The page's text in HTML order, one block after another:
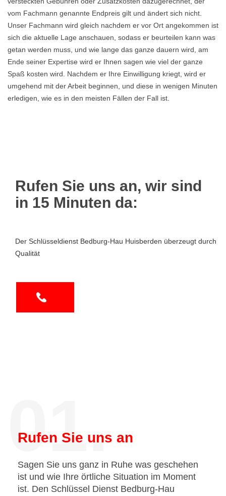
vom Fachmann genannte Endpreis gilt und ändert sich nicht.
Unser Fachmann wird gleich nachdem er vor Ort angekommen ist
sich die aktuelle Lage anschauen, sodass er beurteilen kann was
getan werden muss, und wie lange das ganze dauern wird, am
Ende seiner Expertise wird er Ihnen sagen wie viel der ganze
Spaß kosten wird. Nachdem er Ihre Einwilligung kriegt, wird er
umgehend mit der Arbeit beginnen, und diese in wenigen Minuten
erledigen, wie es in den meisten Fällen der Fall ist.
Rufen Sie uns an, wir sind
in 15 Minuten da:
Der Schlüsseldienst Bedburg-Hau Huisberden überzeugt durch
Qualität
01.
Rufen Sie uns an
Sagen Sie uns ganz in Ruhe was geschehen
ist und wie Ihre örtliche Situation im Moment
ist. Den Schlüssel Dienst Bedburg-Hau